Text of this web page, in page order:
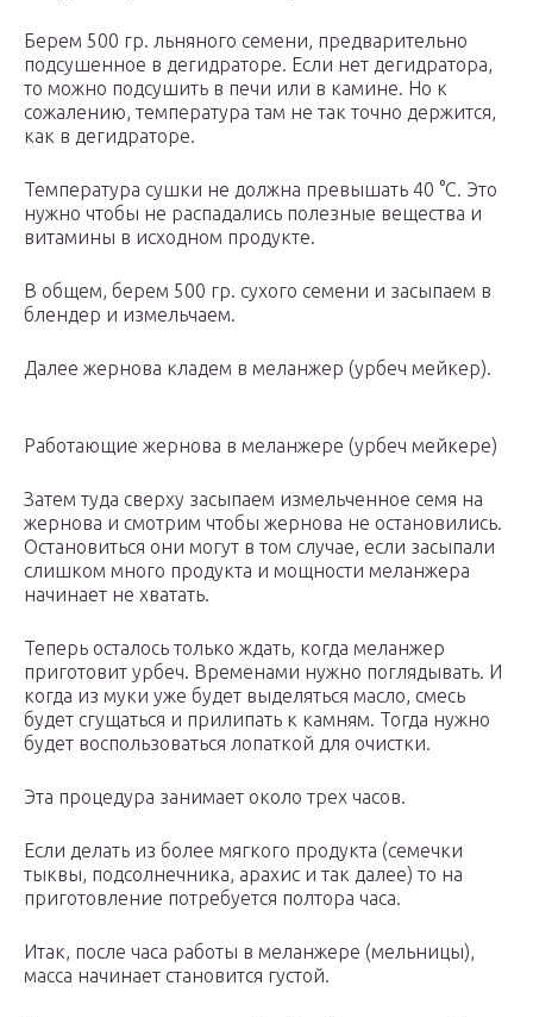
Берем 500 гр. льняного семени, предварительно
подсушенное в дегидраторе. Если нет дегидратора,
то можно подсушить в печи или в камине. Но к
сожалению, температура там не так точно держится,
как в дегидраторе.
Температура сушки не должна превышать 40 °С. Это
нужно чтобы не распадались полезные вещества и
витамины в исходном продукте.
В общем, берем 500 гр. сухого семени и засыпаем в
блендер и измельчаем.
Далее жернова кладем в меланжер (урбеч мейкер).
Работающие жернова в меланжере (урбеч мейкере)
Затем туда сверху засыпаем измельченное семя на
жернова и смотрим чтобы жернова не остановились.
Остановиться они могут в том случае, если засыпали
слишком много продукта и мощности меланжера
начинает не хватать.
Теперь осталось только ждать, когда меланжер
приготовит урбеч. Временами нужно поглядывать. И
когда из муки уже будет выделяться масло, смесь
будет сгущаться и прилипать к камням. Тогда нужно
будет воспользоваться лопаткой для очистки.
Эта процедура занимает около трех часов.
Если делать из более мягкого продукта (семечки
тыквы, подсолнечника, арахис и так далее) то на
приготовление потребуется полтора часа.
Итак, после часа работы в меланжере (мельницы),
масса начинает становится густой.